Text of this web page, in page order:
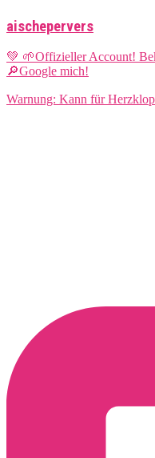
aischepervers
💚 🌱Offizieller Account!
🔎Google mich!
Warnung: Kann für